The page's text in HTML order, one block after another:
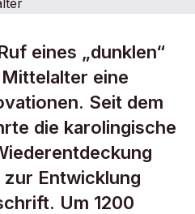
Mittelalter
eines „dunklen“
eine
Seit dem
die karolingische
Entwicklung
Um 1200